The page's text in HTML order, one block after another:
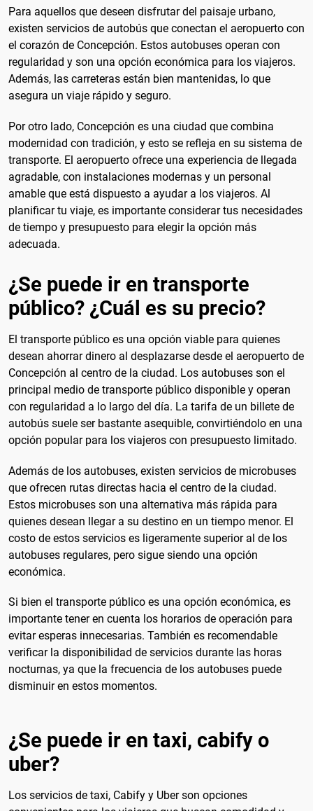
Para aquellos que deseen disfrutar del paisaje urbano,
existen servicios de autobús que conectan el aeropuerto con
el corazón de Concepción. Estos autobuses operan con
regularidad y son una opción económica para los viajeros.
Además, las carreteras están bien mantenidas, lo que
asegura un viaje rápido y seguro.
Por otro lado, Concepción es una ciudad que combina
modernidad con tradición, y esto se refleja en su sistema de
transporte. El aeropuerto ofrece una experiencia de llegada
agradable, con instalaciones modernas y un personal
amable que está dispuesto a ayudar a los viajeros. Al
planificar tu viaje, es importante considerar tus necesidades
de tiempo y presupuesto para elegir la opción más
adecuada.
¿Se puede ir en transporte
público? ¿Cuál es su precio?
El transporte público es una opción viable para quienes
desean ahorrar dinero al desplazarse desde el aeropuerto de
Concepción al centro de la ciudad. Los autobuses son el
principal medio de transporte público disponible y operan
con regularidad a lo largo del día. La tarifa de un billete de
autobús suele ser bastante asequible, convirtiéndolo en una
opción popular para los viajeros con presupuesto limitado.
Además de los autobuses, existen servicios de microbuses
que ofrecen rutas directas hacia el centro de la ciudad.
Estos microbuses son una alternativa más rápida para
quienes desean llegar a su destino en un tiempo menor. El
costo de estos servicios es ligeramente superior al de los
autobuses regulares, pero sigue siendo una opción
económica.
Si bien el transporte público es una opción económica, es
importante tener en cuenta los horarios de operación para
evitar esperas innecesarias. También es recomendable
verificar la disponibilidad de servicios durante las horas
nocturnas, ya que la frecuencia de los autobuses puede
disminuir en estos momentos.
¿Se puede ir en taxi, cabify o
uber?
Los servicios de taxi, Cabify y Uber son opciones